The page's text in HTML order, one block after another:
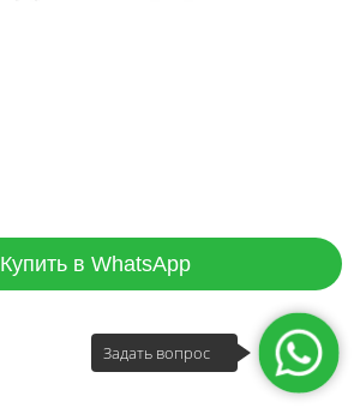
Купить в WhatsApp
Задать вопрос